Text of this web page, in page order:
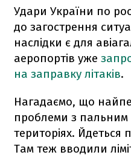
Удари України по
до загострення
наслідки є для
аеропортів уже
на заправку літаків.
Нагадаємо, що
проблеми з
територіях. Йдеться
Там теж вводили